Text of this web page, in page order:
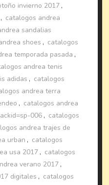
invierno 2017 ,
, catalogos andrea
sandalias
shoes , catalogos
temporada pasada ,
andrea tenis
adidas , catalogos
andrea terra
, catalogos andrea
006 , catalogos
andrea trajes de
urban , catalogos
usa 2017 , catalogos
verano 2017 ,
digitales , catalogos